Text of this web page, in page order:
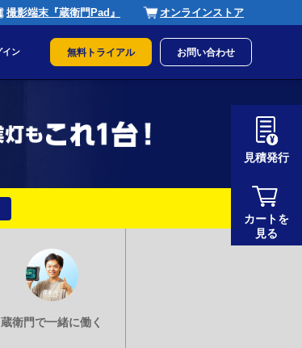
撮影端末『蔵衛門Pad』 オンラインストア
イン 無料トライアル お問い合わせ
見積発行
カートを
見る